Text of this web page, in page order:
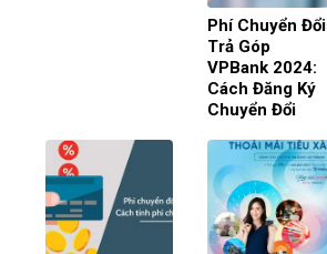
Phí Chuyển Đổi
Trả Góp
VPBank 2024:
Cách Đăng Ký
Chuyển Đổi